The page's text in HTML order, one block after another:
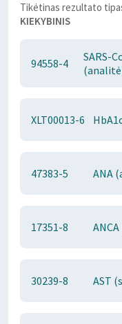
Tikėtinas rezultato
KIEKYBINIS
94558-4
SARS-
XLT00013-6
47383-5 ANA
17351-8
30239-8 AST